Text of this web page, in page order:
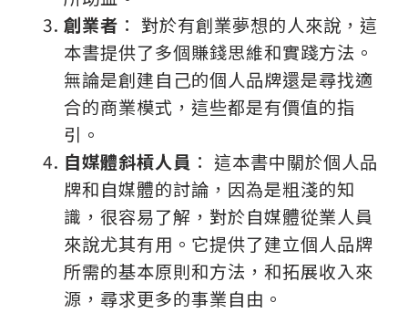
創業者 ： 對於有創業夢想的人來說，這
本書提供了多個賺錢思維和實踐方法。
無論是創建自己的個人品牌還是尋找適
合的商業模式，這些都是有價值的指
引。
自媒體斜槓人員 ： 這本書中關於個人品
牌和自媒體的討論，因為是粗淺的知
識，很容易了解，對於自媒體從業人員
來說尤其有用。它提供了建立個人品牌
所需的基本原則和方法，和拓展收入來
源，尋求更多的事業自由。